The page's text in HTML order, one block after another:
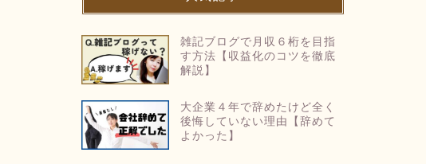
雑記ブログで月収６桁を目指
す方法【収益化のコツを徹底
解説】
大企業４年で辞めたけど全く
後悔していない理由【辞めて
よかった】